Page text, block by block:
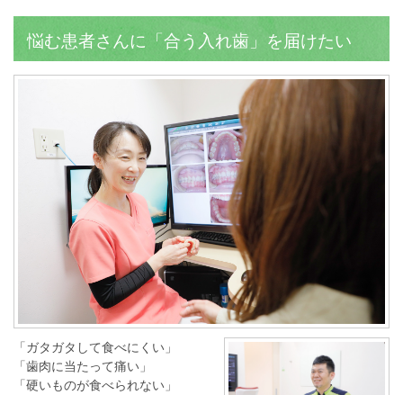
悩む患者さんに「合う入れ歯」を届けたい
「ガタガタして食べにくい」
「歯肉に当たって痛い」
「硬いものが食べられない」